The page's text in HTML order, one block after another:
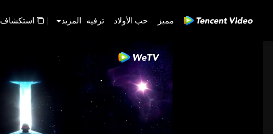
مميز حب الأولاد ترفيه المزيد | استكشاف